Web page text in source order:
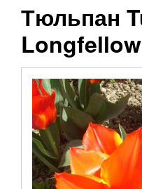
Тюльпан Túlipa
Longfellow